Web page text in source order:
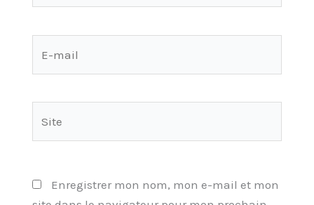
Enregistrer mon nom, mon e-mail et mon